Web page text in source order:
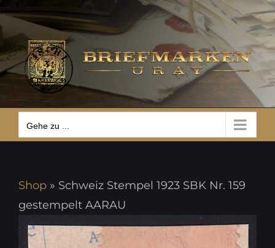
Zum
Inhalt
springen
Gehe zu ...
Gehe zu ...
Shop » Schweiz Stempel 1923 SBK Nr. 159
gestempelt AARAU